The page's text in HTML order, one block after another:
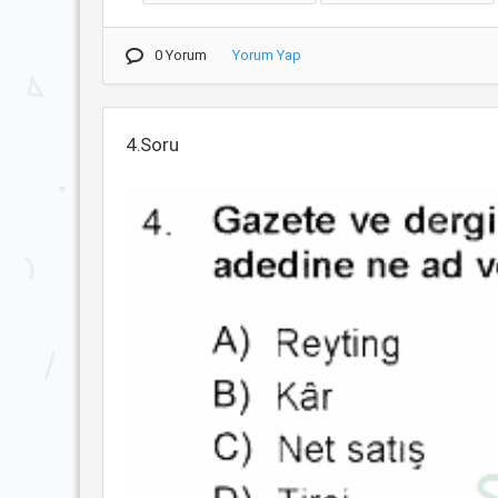
0 Yorum Yorum Yap
4.Soru